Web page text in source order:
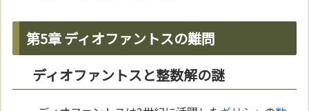
第5章 ディオファントスの難問
ディオファントスと整数解の謎